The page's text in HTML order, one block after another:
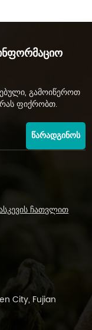
გამოიწეროთ
ფიქრობთ.
ᲬᲐᲠᲐᲓᲒᲘᲜᲝᲡ
ჩათვლით
City, Fujian